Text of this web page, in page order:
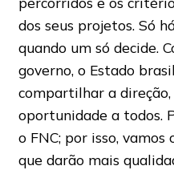
dos seus projetos. Só
quando um só decide.
governo, o Estado
compartilhar a
oportunidade a todos.
o FNC; por isso,
que darão mais